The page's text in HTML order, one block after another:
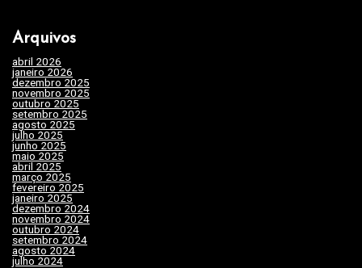
Arquivos
abril 2026
janeiro 2026
dezembro 2025
novembro 2025
outubro 2025(7)
setembro 2025
agosto 2025(2)
julho 2025(10)
junho 2025
maio 2025(32)
abril 2025(31)
março 2025
fevereiro 2025
janeiro 2025(15)
dezembro 2024
novembro 2024
outubro 2024(19)
setembro 2024
agosto 2024(35)
julho 2024(35)